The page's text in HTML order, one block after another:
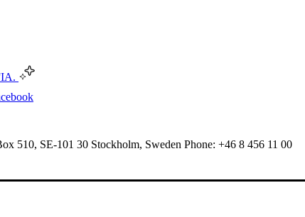
510, SE-101 30 Stockholm, Sweden Phone: +46 8 456 11 00